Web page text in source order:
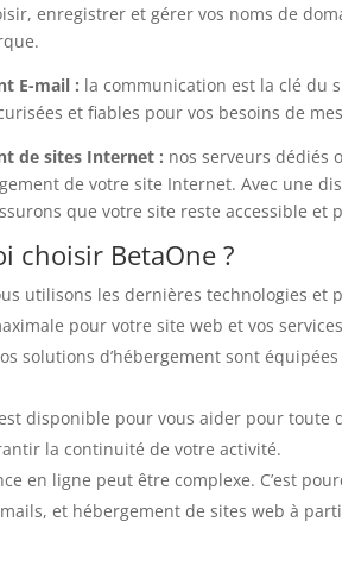
enregistrer et gérer vos noms de
E-mail : la communication est la clé du
et fiables pour vos besoins de
de sites Internet : nos serveurs dédiés
de votre site Internet. Avec une
que votre site reste accessible et
choisir BetaOne ?
utilisons les dernières technologies et
pour votre site web et vos
solutions d’hébergement sont
disponible pour vous aider pour
la continuité de votre activité.
en ligne peut être complexe. C’est
et hébergement de sites web à